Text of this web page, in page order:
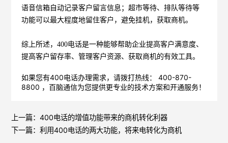
语音信箱自动记录客户留言信息；超市等待、排队等待等
功能可以最大程度地留住客户，避免挂机，获取商机。
综上所述，400电话是一种能够帮助企业提高客户满意度、
提高客户留存率、管理客户资源、获取商机的有效工具。
如果您有400电话办理需求，请拨打热线： 400-870-
8800 ，百脑通信为您提供更专业的技术方案和开通服务！
上一篇： 400电话的增值功能带来的商机转化利器
下一篇： 利用400电话的两大功能，将来电转化为商机